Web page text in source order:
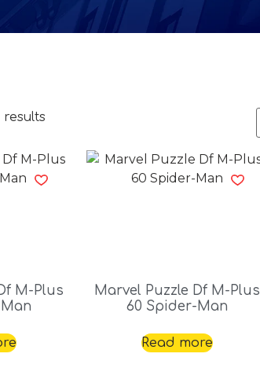
results
M-Plus
Marvel Puzzle Df M-Plus
60 Spider-Man
Read more